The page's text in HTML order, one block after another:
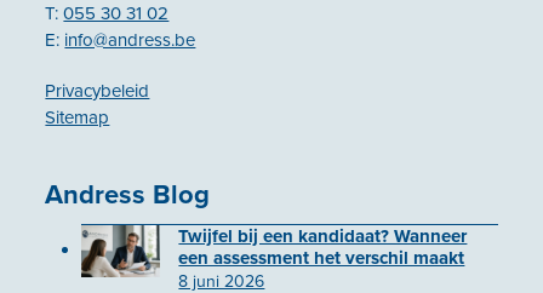
T:055 30 31 02
E: info@andress.be
Privacybeleid
Sitemap
Andress Blog
Twijfel bij een kandidaat? Wanneer
een assessment het verschil maakt
8 juni 2026